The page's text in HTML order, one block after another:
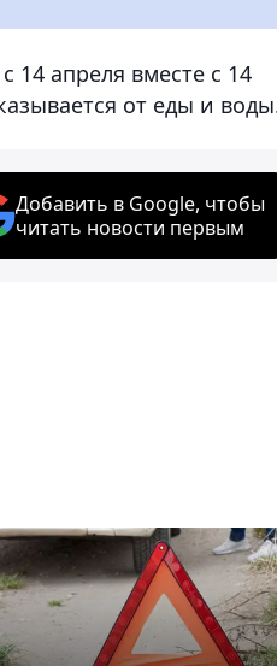
14 апреля вместе с 14
от еды и
Добавить в Google, чтобы
читать новости первым